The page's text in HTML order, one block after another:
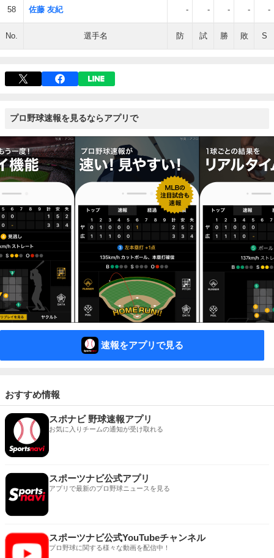
58 佐藤 友紀 - - - - -
No. 選手名 防 試 勝 敗 S
プロ野球速報を見るならアプリで
速報をアプリで見る
おすすめ情報
スポナビ 野球速報アプリ
お気に入りチームの通知が受け取れる
スポーツナビ公式アプリ
アプリで最新のプロ野球ニュースを見る
スポーツナビ公式YouTubeチャンネル
プロ野球に関する様々な動画を配信中！